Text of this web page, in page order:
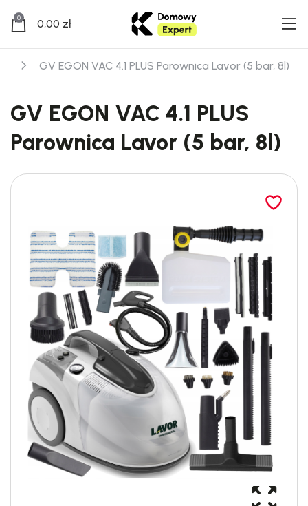
0 0,00 zł
GV EGON VAC 4.1 PLUS Parownica Lavor (5 bar, 8l)
GV EGON VAC 4.1 PLUS
Parownica Lavor (5 bar, 8l)